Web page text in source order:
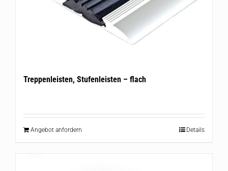
Treppenleisten, Stufenleisten – flach
Angebot anfordern Details